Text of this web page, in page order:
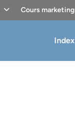
Cours marketing
Index